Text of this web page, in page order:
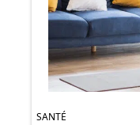
SANTÉ